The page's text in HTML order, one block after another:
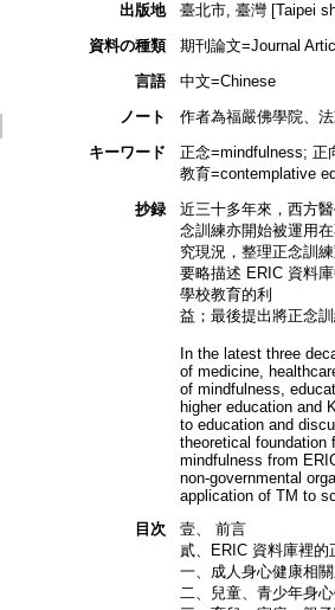
出版地
臺北市, 臺灣 [Taipei
資料の種類
期刊論文=Journal
言語
中文=Chinese
ノート
作者為福嚴佛學院、
キーワード
正念=mindfulness; 正
教育=contemplative
抄録
近三十多年來，西方
念訓練亦開始被運用
究現況，整理正念訓
要略描述 ERIC 資料
學校教育的利
益；最後提出將正念
In the latest three
of medicine,
of mindfulness,
higher education and
to education and
theoretical foundation
mindfulness from
non-governmental
application of TM to
目次
壹、 前言
貳、ERIC 資料庫裡的
一、成人身心健康相
二、兒童、青少年身